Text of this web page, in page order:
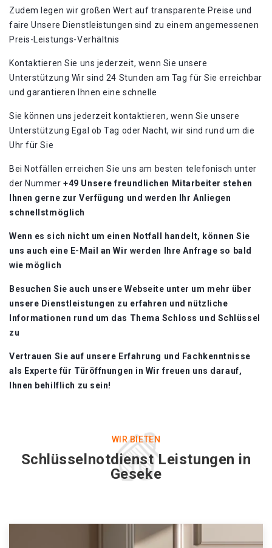
Zudem legen wir großen Wert auf transparente Preise und
faire Unsere Dienstleistungen sind zu einem angemessenen
Preis-Leistungs-Verhältnis
Kontaktieren Sie uns jederzeit, wenn Sie unsere
Unterstützung Wir sind 24 Stunden am Tag für Sie erreichbar
und garantieren Ihnen eine schnelle
Sie können uns jederzeit kontaktieren, wenn Sie unsere
Unterstützung Egal ob Tag oder Nacht, wir sind rund um die
Uhr für Sie
Bei Notfällen erreichen Sie uns am besten telefonisch unter
der Nummer+49 Unsere freundlichen Mitarbeiter stehen
Ihnen gerne zur Verfügung und werden Ihr Anliegen
schnellstmöglich
Wenn es sich nicht um einen Notfall handelt, können Sie
uns auch eine E-Mail an Wir werden Ihre Anfrage so bald
wie möglich
Besuchen Sie auch unsere Webseite unter um mehr über
unsere Dienstleistungen zu erfahren und nützliche
Informationen rund um das Thema Schloss und Schlüssel
zu
Vertrauen Sie auf unsere Erfahrung und Fachkenntnisse
als Experte für Türöffnungen in Wir freuen uns darauf,
Ihnen behilflich zu sein!​
WIR BIETEN
Schlüsselnotdienst Leistungen in
Geseke